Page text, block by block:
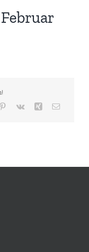
Pinterest
Vk Xing E-